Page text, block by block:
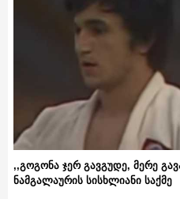
,,გოგონა ჯერ გავგუდე, მერე
ნამგალაურის სისხლიანი საქმე